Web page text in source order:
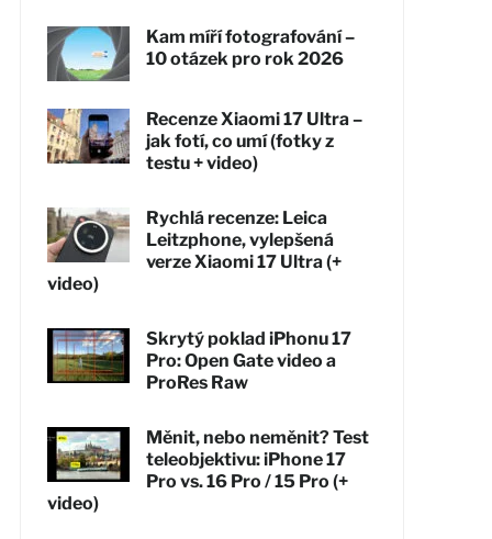
Kam míří fotografování –
10 otázek pro rok 2026
Recenze Xiaomi 17 Ultra –
jak fotí, co umí (fotky z
testu + video)
Rychlá recenze: Leica
Leitzphone, vylepšená
verze Xiaomi 17 Ultra (+
video)
Skrytý poklad iPhonu 17
Pro: Open Gate video a
ProRes Raw
Měnit, nebo neměnit? Test
teleobjektivu: iPhone 17
Pro vs. 16 Pro / 15 Pro (+
video)